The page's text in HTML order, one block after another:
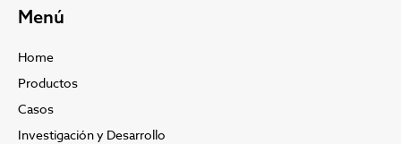
Menú
Home
Productos
Casos
Investigación y Desarrollo